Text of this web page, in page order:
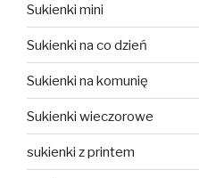
Sukienki mini
Sukienki na co dzień
Sukienki na komunię
Sukienki wieczorowe
sukienki z printem